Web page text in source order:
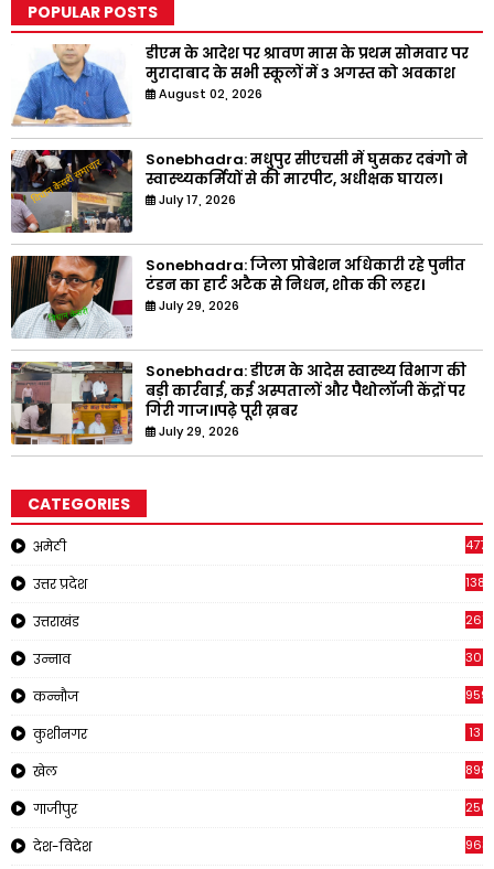
POPULAR POSTS
डीएम के आदेश पर श्रावण मास के प्रथम सोमवार पर
मुरादाबाद के सभी स्कूलों में 3 अगस्त को अवकाश
August 02, 2026
Sonebhadra: मधुपुर सीएचसी में घुसकर दबंगो ने
स्वास्थ्यकर्मियों से की मारपीट, अधीक्षक घायल।
July 17, 2026
Sonebhadra: जिला प्रोबेशन अधिकारी रहे पुनीत
टंडन का हार्ट अटैक से निधन, शोक की लहर।
July 29, 2026
Sonebhadra: डीएम के आदेस स्वास्थ्य विभाग की
बड़ी कार्रवाई, कई अस्पतालों और पैथोलॉजी केंद्रों पर
गिरी गाज।।पढ़े पूरी ख़बर
July 29, 2026
CATEGORIES
अमेठी 4771
उत्तर प्रदेश 1381
उत्तराखंड
उन्नाव 308
कन्नौज 959
कुशीनगर 13
खेल 898
गाजीपुर 250
देश-विदेश 963